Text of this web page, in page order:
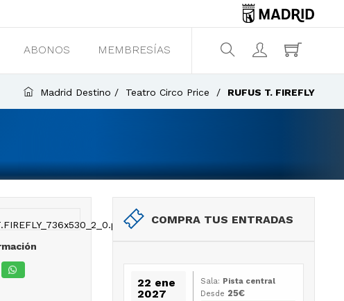
ABONOS MEMBRESÍAS ¿Qué estás buscando?
Madrid Destino Teatro Circo Price RUFUS T. FIREFLY
COMPRA TUS ENTRADAS
22 ene
2027
Sala: Pista central
Desde 25€